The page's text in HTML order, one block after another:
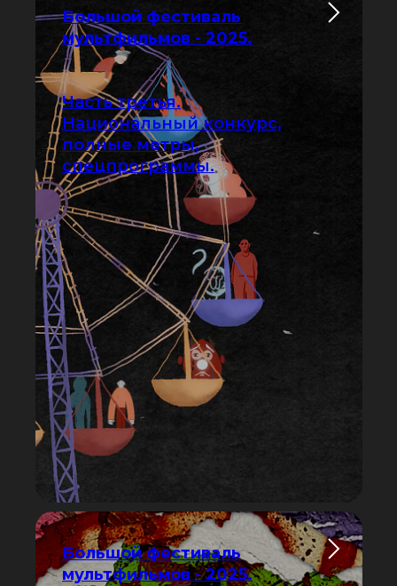
Большой фестиваль
мультфильмов - 2025.
Часть третья.
Национальный конкурс,
полные метры,
спецпрограммы.
Большой фестиваль
мультфильмов - 2025.